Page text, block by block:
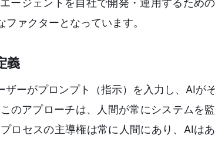
ージェントを自社で開発・運用するため
ァクターとなっています。
義
ーがプロンプト（指示）を入力し、AIが
のアプローチは、人間が常にシステムを
ロセスの主導権は常に人間にあり、AIは